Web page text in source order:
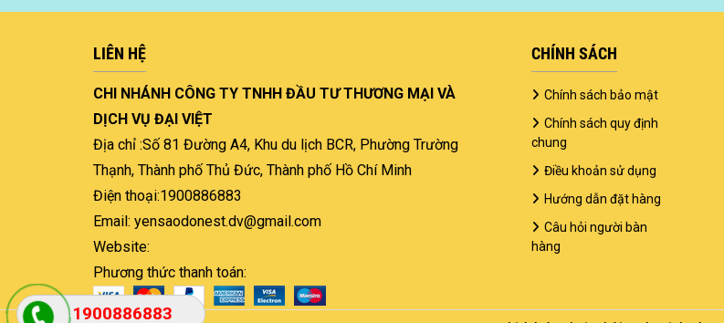
LIÊN HỆ
CHI NHÁNH CÔNG TY TNHH ĐẦU TƯ THƯƠNG MẠI VÀ
DỊCH VỤ ĐẠI VIỆT
Địa chỉ :Số 81 Đường A4, Khu du lịch BCR, Phường Trường
Thạnh, Thành phố Thủ Đức, Thành phố Hồ Chí Minh
Điện thoại:1900886883
Email: yensaodonest.dv@gmail.com
Website:
Phương thức thanh toán:
CHÍNH SÁCH
Chính sách bảo mật
Chính sách quy định
chung
Điều khoản sử dụng
Hướng dẫn đặt hàng
Câu hỏi người bàn
hàng
1900886883